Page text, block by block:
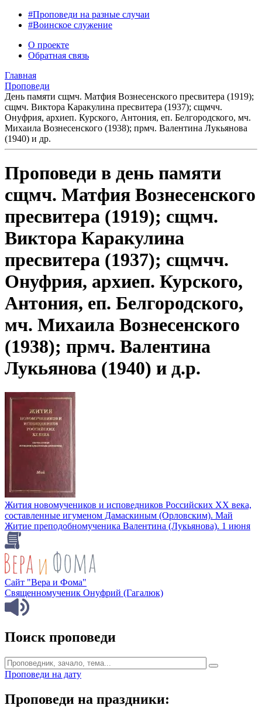
#Проповеди на разные случаи
#Воинское служение
О проекте
Обратная связь
Главная
Проповеди
День памяти сщмч. Матфия Вознесенского пресвитера (1919);
сщмч. Виктора Каракулина пресвитера (1937); сщмчч.
Онуфрия, архиеп. Курского, Антония, еп. Белгородского, мч.
Михаила Вознесенского (1938); прмч. Валентина Лукьянова
(1940) и др.
Проповеди в день памяти
сщмч. Матфия Вознесенского
пресвитера (1919); сщмч.
Виктора Каракулина
пресвитера (1937); сщмчч.
Онуфрия, архиеп. Курского,
Антония, еп. Белгородского,
мч. Михаила Вознесенского
(1938); прмч. Валентина
Лукьянова (1940) и д.р.
Жития новомучеников и исповедников Российских ХХ века,
составленные игуменом Дамаскиным (Орловским). Май
Житие преподобномученика Валентина (Лукьянова). 1 июня
Сайт "Вера и Фома"
Священномученик Онуфрий (Гагалюк)
Поиск проповеди
Проповеди на дату
Проповеди на праздники: